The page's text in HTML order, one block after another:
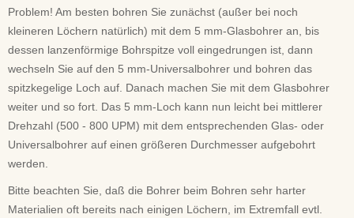
Problem! Am besten bohren Sie zunächst (außer bei noch
kleineren Löchern natürlich) mit dem 5 mm-Glasbohrer an, bis
dessen lanzenförmige Bohrspitze voll eingedrungen ist, dann
wechseln Sie auf den 5 mm-Universalbohrer und bohren das
spitzkegelige Loch auf. Danach machen Sie mit dem Glasbohrer
weiter und so fort. Das 5 mm-Loch kann nun leicht bei mittlerer
Drehzahl (500 - 800 UPM) mit dem entsprechenden Glas- oder
Universalbohrer auf einen größeren Durchmesser aufgebohrt
werden.
Bitte beachten Sie, daß die Bohrer beim Bohren sehr harter
Materialien oft bereits nach einigen Löchern, im Extremfall evtl.